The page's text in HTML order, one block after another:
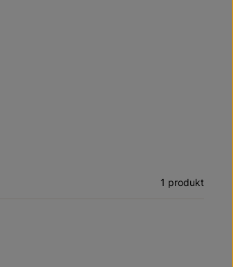
1 produkt